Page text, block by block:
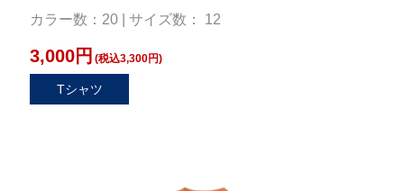
カラー数：20 | サイズ数： 12
3,000円 (税込3,300円)
Tシャツ